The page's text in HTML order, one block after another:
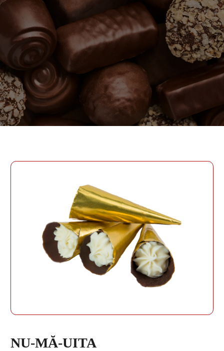
NU-MĂ-UITA
PHONE
ДАТА РОЖДЕНИЯ
ЛОЯЛЬНОСТИ
ПАРОЛЬ
ПАРОЛЬ
Забыли пароль?
ВОЙТИ
ОТПРАВИТЬ
СОЗДАТЬ УЧЕТНУЮ ЗАПИСЬ
ВОЙТИ
PHONE
СОЗДАТЬ УЧЕТНУЮ
ЗАПИСЬ